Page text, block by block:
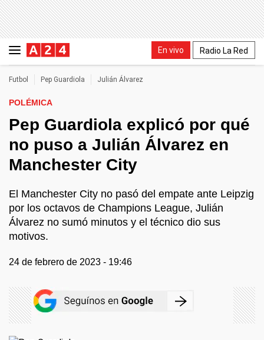
En vivo Radio La Red
Futbol Pep Guardiola Julián Álvarez
POLÉMICA
Pep Guardiola explicó por qué
no puso a Julián Álvarez en
Manchester City
El Manchester City no pasó del empate ante Leipzig
por los octavos de Champions League, Julián
Álvarez no sumó minutos y el técnico dio sus
motivos.
24 de febrero de 2023 - 19:46